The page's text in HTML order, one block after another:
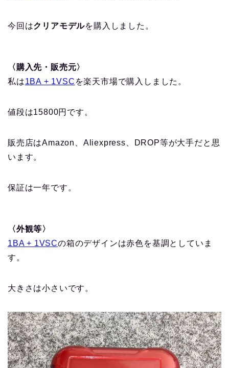
今回はクリアモデルを購入しました。
〈購入先・販売元〉
私は1BA + 1VSC を楽天市場で購入しました。
値段は15800円です。
販売店はAmazon、Aliexpress、DROP等が大手だと思
います。
保証は一年です。
〈外観等〉
1BA + 1VSCの箱のデザインは赤色を基調としていま
す。
大きさは小さいです。